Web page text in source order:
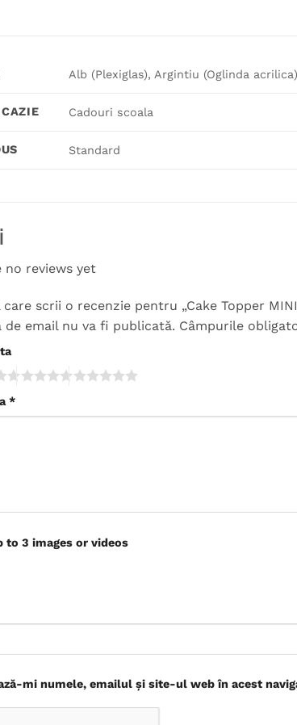
Alb (Plexiglas), Argintiu (Oglinda
Cadouri scoala
Standard
no reviews yet
scrii o recenzie pentru „Cake Topper
de email nu va fi publicată. Câmpurile
*
to 3 images or videos
mi numele, emailul și site-ul web în acest